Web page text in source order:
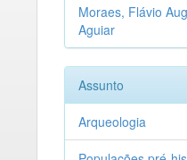
Moraes, Flávio
Aguiar
Assunto
Arqueologia